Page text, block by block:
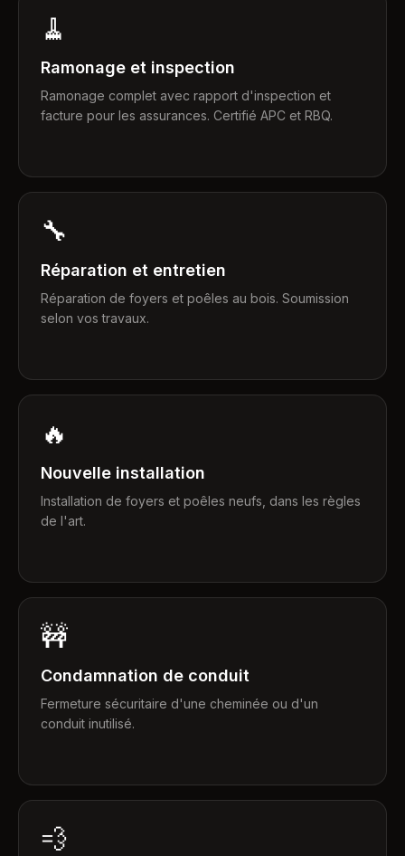
🧹
Ramonage et inspection
Ramonage complet avec rapport d'inspection et
facture pour les assurances. Certifié APC et RBQ.
🔧
Réparation et entretien
Réparation de foyers et poêles au bois. Soumission
selon vos travaux.
🔥
Nouvelle installation
Installation de foyers et poêles neufs, dans les règles
de l'art.
🚧
Condamnation de conduit
Fermeture sécuritaire d'une cheminée ou d'un
conduit inutilisé.
💨